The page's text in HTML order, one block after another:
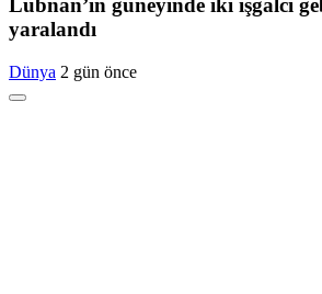
Lübnan’ın güneyinde iki işgalci
yaralandı
Dünya 2 gün önce